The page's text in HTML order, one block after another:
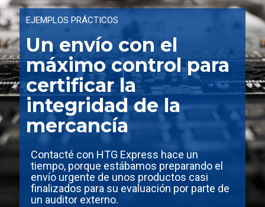
EJEMPLOS PRÁCTICOS
Un envío con el
máximo control para
certificar la
integridad de la
mercancía
Contacté con HTG Express hace un
tiempo, porque estábamos preparando el
envío urgente de unos productos casi
finalizados para su evaluación por parte de
un auditor externo.